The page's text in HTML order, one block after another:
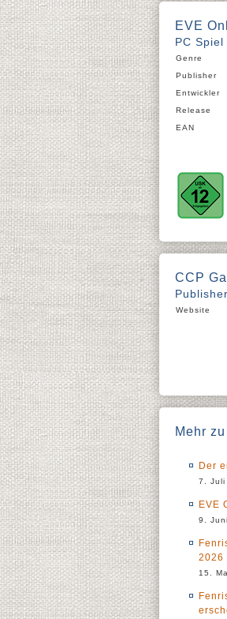
EVE
PC Spiel
Genre
Publisher
Entwickler
Release
EAN
CCP
Publisher
Website
Mehr
Der
7. Juli
EVE
9.
2026
15.